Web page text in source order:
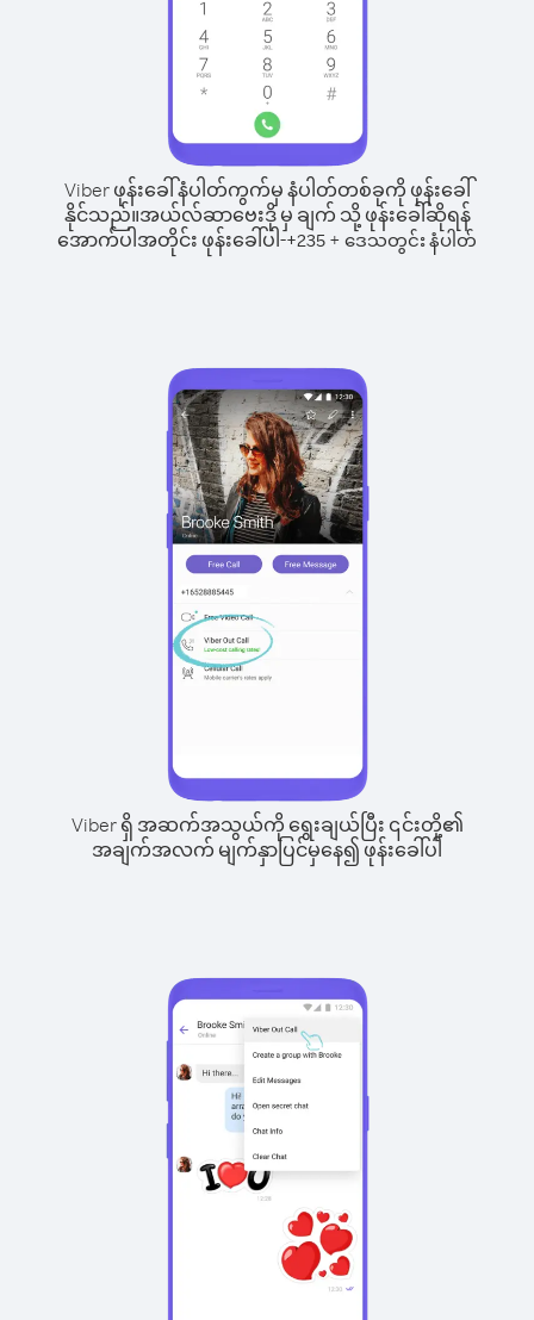
Viber ဖုန်းခေါ်နံပါတ်ကွက်မှ နံပါတ်တစ်ခုကို ဖုန်းခေါ်
နိုင်သည်။အယ်လ်ဆာဗေးဒို မှ ချက် သို့ ဖုန်းခေါ်ဆိုရန်
အောက်ပါအတိုင်း ဖုန်းခေါ်ပါ-+235 + ဒေသတွင်း နံပါတ်
Viber ရှိ အဆက်အသွယ်ကို ရွေးချယ်ပြီး ၎င်းတို့၏
အချက်အလက် မျက်နှာပြင်မှနေ၍ ဖုန်းခေါ်ပါ